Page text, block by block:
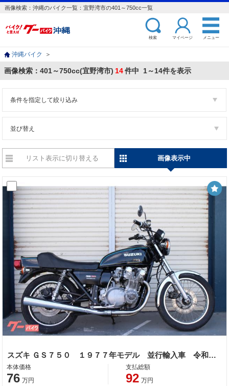
画像検索：沖縄のバイク一覧：宜野湾市の401～750cc一覧
検索 マイページ メニュー
沖縄バイク ＞
画像検索：401～750cc(宜野湾市) 14件中 1～14件を表示
条件を指定して絞り込み
並び替え
リスト表示に切り替える 画像表示中
スズキ ＧＳ７５０ １９７７年モデル 並行輸入車 令和１１年７月まで車検付き
本体価格
76 万円
支払総額
92 万円